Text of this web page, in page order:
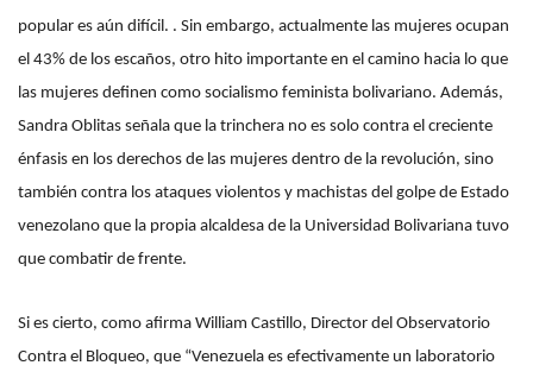
popular es aún difícil. . Sin embargo, actualmente las mujeres ocupan
el 43% de los escaños, otro hito importante en el camino hacia lo que
las mujeres definen como socialismo feminista bolivariano. Además,
Sandra Oblitas señala que la trinchera no es solo contra el creciente
énfasis en los derechos de las mujeres dentro de la revolución, sino
también contra los ataques violentos y machistas del golpe de Estado
venezolano que la propia alcaldesa de la Universidad Bolivariana tuvo
que combatir de frente.
Si es cierto, como afirma William Castillo, Director del Observatorio
Contra el Bloqueo, que “Venezuela es efectivamente un laboratorio